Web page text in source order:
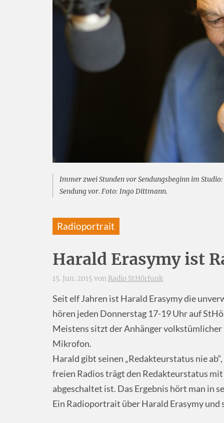
Immer zwei Stunden vor Sendungsbeginn im
Sendung vor. Foto: Ingo Dittmann.
Radioportrait
Harald Erasymy ist
15. Jun. 2015 von Radio StHörfunk
Seit elf Jahren ist Harald Erasymy die
hören jeden Donnerstag 17-19 Uhr auf
Meistens sitzt der Anhänger
Mikrofon.
Harald gibt seinen „Redakteurstatus nie
freien Radios trägt den Redakteurstatus
abgeschaltet ist. Das Ergebnis hört man in
Ein Radioportrait über Harald Erasymy und